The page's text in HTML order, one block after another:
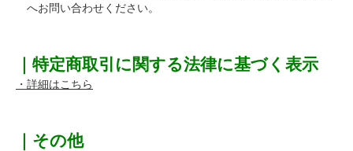
へお問い合わせください。
｜特定商取引に関する法律に基づく表示
・詳細はこちら
｜その他